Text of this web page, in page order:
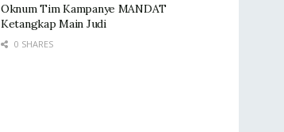
Oknum Tim Kampanye MANDAT
Ketangkap Main Judi
0 SHARES